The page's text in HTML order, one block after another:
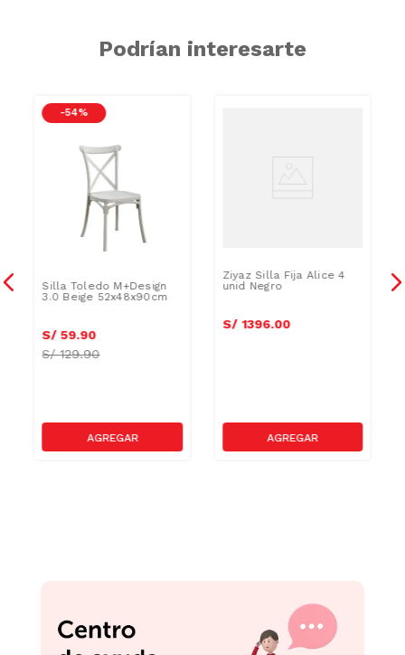
Podrían interesarte
-54 %
Silla Toledo M+Design
3.0 Beige 52x48x90cm
S/ 59.90
S/129.90
Ziyaz Silla Fija Alice 4
unid Negro
S/ 1396.00